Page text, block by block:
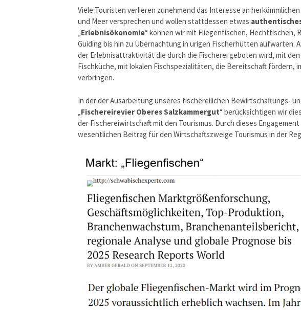
Viele Touristen verlieren zunehmend das Interesse an
und Meer versprechen und wollen stattdessen etwas
„Erlebnisökonomie“ können wir mit Fliegenfischen, Hechtfischen,
Guiding bis hin zu Übernachtung in urigen Fischerhütten aufwarten.
der Erlebnisattraktivität die durch die Fischerei geboten wird, mit
Fischküche, mit lokalen Fischspezialitäten, die Bereitschaft fördern,
verbringen.
In der der Ausarbeitung unseres fischereilichen Bewirtschaftungs-
Fischereirevier Oberes Salzkammergut“ berücksichtigen wir
der Fischereiwirtschaft mit den Tourismus. Durch dieses
wesentlichen Beitrag für den Wirtschaftszweige Tourismus in der